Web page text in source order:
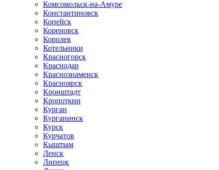
Комсомольск-на-Амуре
Константиновск
Копейск
Кореновск
Королев
Котельники
Красногорск
Краснодар
Краснознаменск
Красноярск
Кронштадт
Кропоткин
Курган
Курганинск
Курск
Курчатов
Кыштым
Ленск
Липецк